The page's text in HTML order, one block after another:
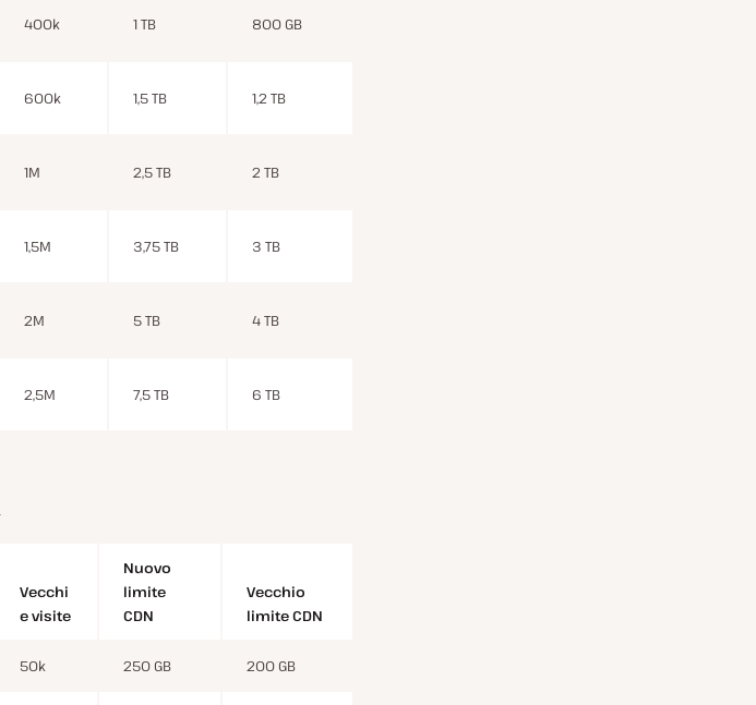
400k 1 TB 800 GB
600k 1,5 TB 1,2 TB
1M 2,5 TB 2 TB
1,5M 3,75 TB 3 TB
2M 5 TB 4 TB
2,5M 7,5 TB 6 TB
Vecchi
e visite
Nuovo
limite
CDN
Vecchio
limite CDN
50k 250 GB 200 GB